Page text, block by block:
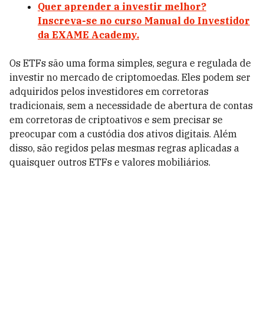
Quer aprender a investir melhor?
Inscreva-se no curso Manual do Investidor
da EXAME Academy.
Os ETFs são uma forma simples, segura e regulada de
investir no mercado de criptomoedas. Eles podem ser
adquiridos pelos investidores em corretoras
tradicionais, sem a necessidade de abertura de contas
em corretoras de criptoativos e sem precisar se
preocupar com a custódia dos ativos digitais. Além
disso, são regidos pelas mesmas regras aplicadas a
quaisquer outros ETFs e valores mobiliários.